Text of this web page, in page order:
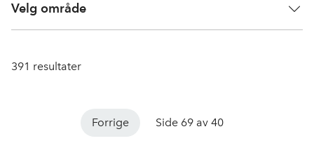
Velg område
391 resultater
Forrige Side 69 av 40